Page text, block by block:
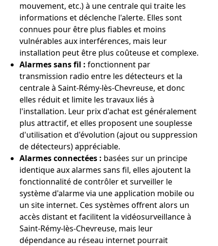
mouvement, etc.) à une centrale qui traite les
informations et déclenche l'alerte. Elles sont
connues pour être plus fiables et moins
vulnérables aux interférences, mais leur
installation peut être plus coûteuse et complexe.
Alarmes sans fil : fonctionnent par
transmission radio entre les détecteurs et la
centrale à Saint-Rémy-lès-Chevreuse, et donc
elles réduit et limite les travaux liés à
l'installation. Leur prix d'achat est généralement
plus attractif, et elles proposent une souplesse
d'utilisation et d'évolution (ajout ou suppression
de détecteurs) appréciable.
Alarmes connectées : basées sur un principe
identique aux alarmes sans fil, elles ajoutent la
fonctionnalité de contrôler et surveiller le
système d'alarme via une application mobile ou
un site internet. Ces systèmes offrent alors un
accès distant et facilitent la vidéosurveillance à
Saint-Rémy-lès-Chevreuse, mais leur
dépendance au réseau internet pourrait